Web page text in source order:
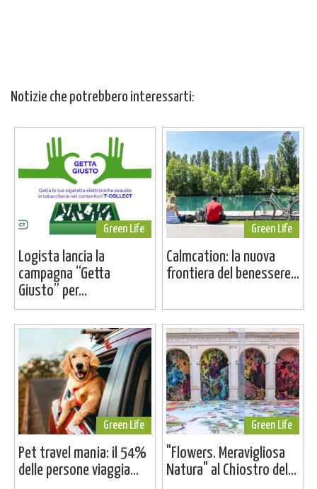
Notizie che potrebbero interessarti:
Green Life
Logista lancia la
campagna “Getta
Giusto” per...
Green Life
Calmcation: la nuova
frontiera del benessere...
Green Life
Pet travel mania: il 54%
delle persone viaggia...
Green Life
"Flowers. Meravigliosa
Natura" al Chiostro del...